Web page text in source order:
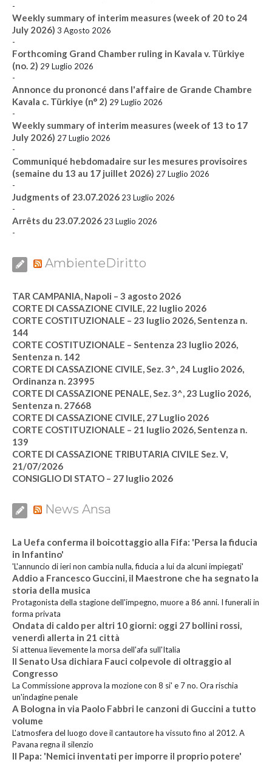
-
Weekly summary of interim measures (week of 20 to 24
July 2026) 3 Agosto 2026
-
Forthcoming Grand Chamber ruling in Kavala v. Türkiye
(no. 2) 29 Luglio 2026
-
Annonce du prononcé dans l'affaire de Grande Chambre
Kavala c. Türkiye (n° 2) 29 Luglio 2026
-
Weekly summary of interim measures (week of 13 to 17
July 2026) 27 Luglio 2026
-
Communiqué hebdomadaire sur les mesures provisoires
(semaine du 13 au 17 juillet 2026) 27 Luglio 2026
-
Judgments of 23.07.2026 23 Luglio 2026
-
Arrêts du 23.07.2026 23 Luglio 2026
-
AmbienteDiritto
TAR CAMPANIA, Napoli – 3 agosto 2026
CORTE DI CASSAZIONE CIVILE, 22 luglio 2026
CORTE COSTITUZIONALE – 23 luglio 2026, Sentenza n.
144
CORTE COSTITUZIONALE – Sentenza 23 luglio 2026,
Sentenza n. 142
CORTE DI CASSAZIONE CIVILE, Sez. 3^, 24 Luglio 2026,
Ordinanza n. 23995
CORTE DI CASSAZIONE PENALE, Sez. 3^, 23 Luglio 2026,
Sentenza n. 27668
CORTE DI CASSAZIONE CIVILE, 27 Luglio 2026
CORTE COSTITUZIONALE – 21 luglio 2026, Sentenza n.
139
CORTE DI CASSAZIONE TRIBUTARIA CIVILE Sez. V,
21/07/2026
CONSIGLIO DI STATO – 27 luglio 2026
News Ansa
La Uefa conferma il boicottaggio alla Fifa: 'Persa la fiducia
in Infantino'
'L'annuncio di ieri non cambia nulla, fiducia a lui da alcuni impiegati'
Addio a Francesco Guccini, il Maestrone che ha segnato la
storia della musica
Protagonista della stagione dell'impegno, muore a 86 anni. I funerali in
forma privata
Ondata di caldo per altri 10 giorni: oggi 27 bollini rossi,
venerdì allerta in 21 città
Si attenua lievemente la morsa dell'afa sull'Italia
Il Senato Usa dichiara Fauci colpevole di oltraggio al
Congresso
La Commissione approva la mozione con 8 si' e 7 no. Ora rischia
un'indagine penale
A Bologna in via Paolo Fabbri le canzoni di Guccini a tutto
volume
L'atmosfera del luogo dove il cantautore ha vissuto fino al 2012. A
Pavana regna il silenzio
Il Papa: 'Nemici inventati per imporre il proprio potere'